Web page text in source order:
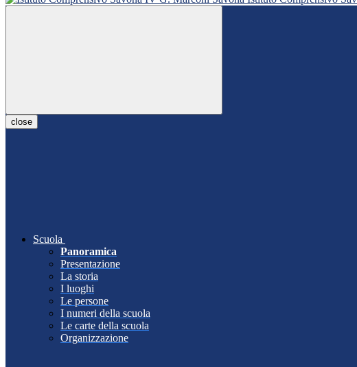
close
Scuola
Panoramica
Presentazione
La storia
I luoghi
Le persone
I numeri della scuola
Le carte della scuola
Organizzazione